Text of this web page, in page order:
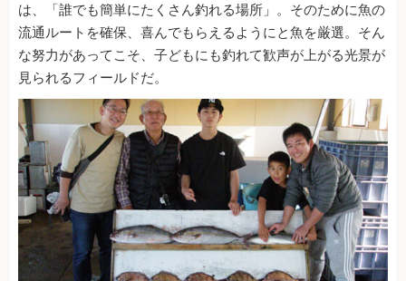
は、「誰でも簡単にたくさん釣れる場所」。そのために魚の
流通ルートを確保、喜んでもらえるようにと魚を厳選。そん
な努力があってこそ、子どもにも釣れて歓声が上がる光景が
見られるフィールドだ。